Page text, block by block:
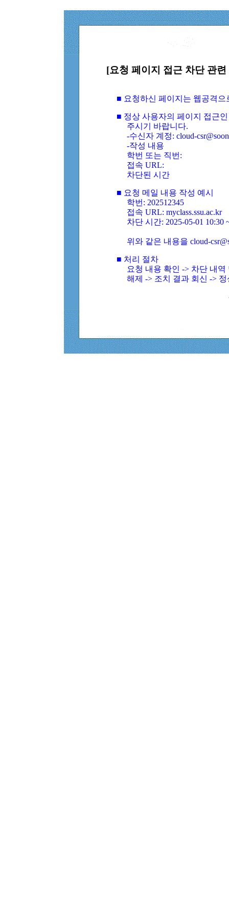
[요청 페이지 접근 차단 관
■ 요청하신 페이지는 웹공격
■ 정상 사용자의 페이지 접근
주시기 바랍니다.
-수신자 계정: cloud-
-작성 내용
학번 또는 직번:
접속 URL:
차단된 시간
■ 요청 메일 내용 작성 예시
학번: 202512345
접속 URL: myclass.ssu.ac.kr
차단 시간: 2025-05-01 10:30
위와 같은 내용을 cloud-
■ 처리 절차
요청 내용 확인 -> 차단 내
해제 -> 조치 결과 회신 ->